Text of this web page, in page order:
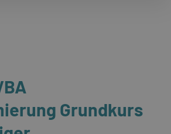
Grundkurs